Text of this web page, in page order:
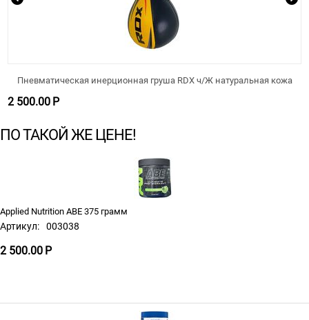
Пневматическая инерционная груша RDX ч/Ж натуральная кожа
2 500.00 Р
ПО ТАКОЙ ЖЕ ЦЕНЕ!
Applied Nutrition ABE 375 грамм
Артикул: 003038
2 500.00 Р